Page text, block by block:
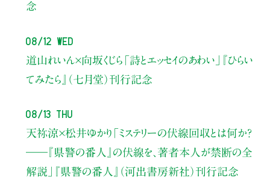
念
08/12 Wed
道山れいん×向坂くじら 「詩とエッセイのあわい」
『ひらい
てみたら』（七月堂）刊行記念
08/13 Thu
天祢涼×松井ゆかり 「ミステリーの伏線回収とは何か？
――『県警の番人』の伏線を、著者本人が禁断の全
解説」
『県警の番人』（河出書房新社）刊行記念